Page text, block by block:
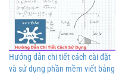
Hướng dẫn chi tiết cách cài đặt
và sử dụng phần mềm viết bảng